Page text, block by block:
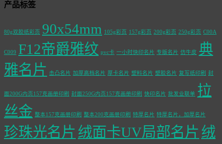
产品标签
80g双胶纸彩页 90x54mm 105g彩页 157g彩页 200g彩页 250g彩页 C00A
C009 F12帝爵雅纹 pvc卡 一小时快印名片 专版名片 仿牛皮 典
雅名片 击凸名片 加厚高档名片 厚卡名片 塑料名片 塑胶名片 复写纸印刷 封
面200G内页157克画册印刷 封面250G内页157克画册印刷 快印名片 批发业联单 拉
丝金 整本157克画册印刷 整本200克画册印刷 特厚名片 特厚名片，加厚名片
珍珠光名片 绒面卡UV局部名片 绒